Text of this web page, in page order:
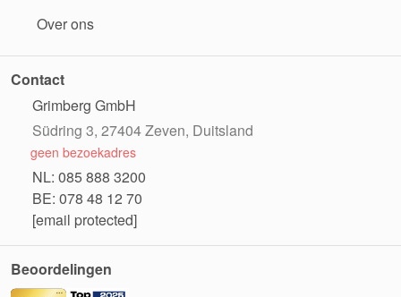
Over ons
Contact
Grimberg GmbH
Südring 3, 27404 Zeven, Duitsland
geen bezoekadres
NL: 085 888 3200
BE: 078 48 12 70
[email protected]
Beoordelingen